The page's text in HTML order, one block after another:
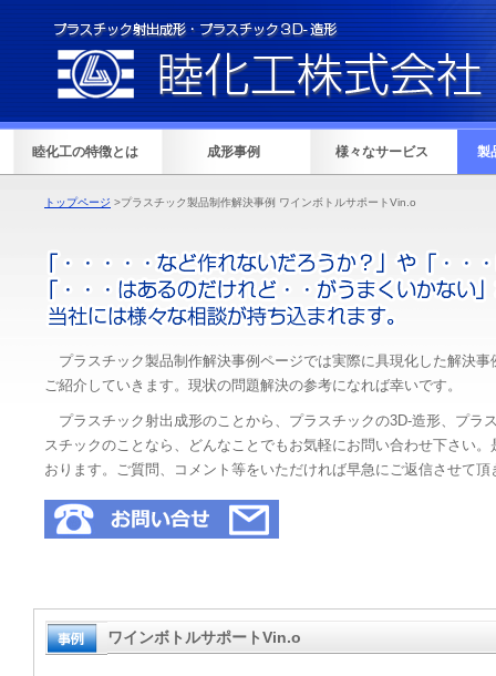
睦化工の特徴とは 成形事例 様々なサービス 製
トップページ >プラスチック製品制作解決事例 ワインボトルサポートVin.o
プラスチック製品制作解決事例ページでは実際に具現化した解決事
ご紹介していきます。現状の問題解決の参考になれば幸いです。
プラスチック射出成形のことから、プラスチックの3D-造形、プラ
スチックのことなら、どんなことでもお気軽にお問い合わせ下さい
おります。ご質問、コメント等をいただければ早急にご返信させて頂
ワインボトルサポートVin.o